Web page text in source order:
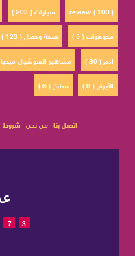
سيارات ( 203 )
review ( 103 )
صحة وجمال ( 123 )
مجوهرات ( 5 )
مشاهير السوشيال ميديا (
ادم ( 30 )
مطبخ ( 6 )
الأبراج ( 0 )
شروط من نحن اتصل بنا
7 3